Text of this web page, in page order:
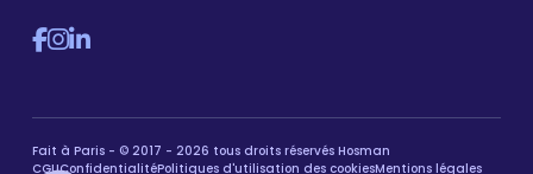
Fait à Paris - © 2017 - 2026 tous droits réservés Hosman
CGUConfidentialitéPolitiques d'utilisation des cookiesMentions légales